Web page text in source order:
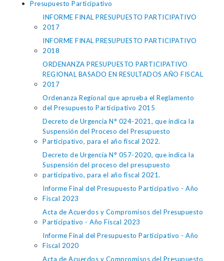
Presupuesto Participativo
INFORME FINAL PRESUPUESTO PARTICIPATIVO
2017
INFORME FINAL PRESUPUESTO PARTICIPATIVO
2018
ORDENANZA PRESUPUESTO PARTICIPATIVO
REGIONAL BASADO EN RESULTADOS AÑO FISCAL
2017
Ordenanza Regional que aprueba el Reglamento
del Presupuesto Participativo 2015
Decreto de Urgencia N° 024-2021, que indica la
Suspensión del Proceso del Presupuesto
Participativo, para el año fiscal 2022.
Decreto de Urgencia N° 057-2020, que indica la
Suspensión del proceso del presupuesto
participativo, para el año fiscal 2021.
Informe Final del Presupuesto Participativo - Año
Fiscal 2023
Acta de Acuerdos y Compromisos del Presupuesto
Participativo - Año Fiscal 2023
Informe Final del Presupuesto Participativo - Año
Fiscal 2020
Acta de Acuerdos y Compromisos del Presupuesto